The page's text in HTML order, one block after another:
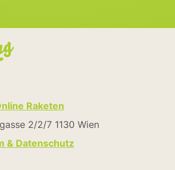
Raketen
2/2/7 1130 Wien
& Datenschutz